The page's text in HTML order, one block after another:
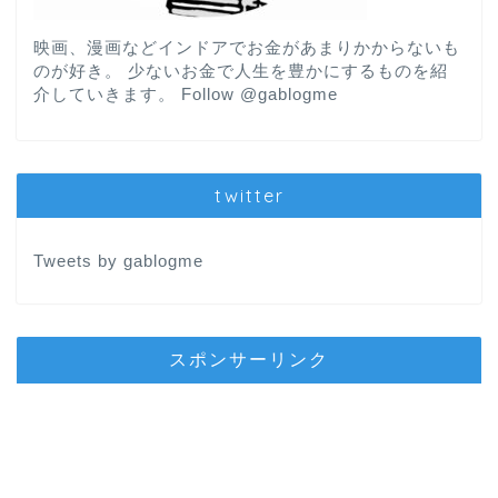
映画、漫画などインドアでお金があまりかからないも
のが好き。 少ないお金で人生を豊かにするものを紹
介していきます。 Follow @gablogme
twitter
Tweets by gablogme
スポンサーリンク